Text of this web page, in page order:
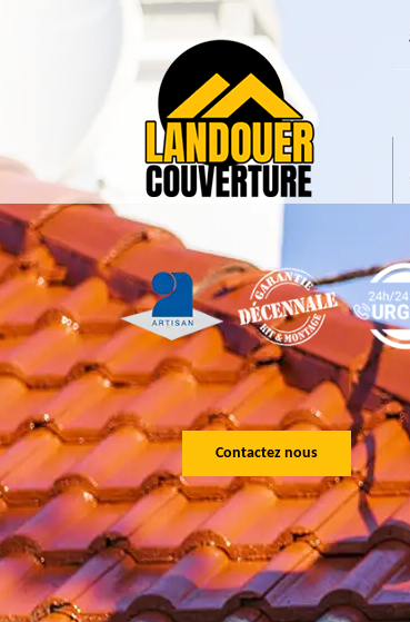
Contactez nous